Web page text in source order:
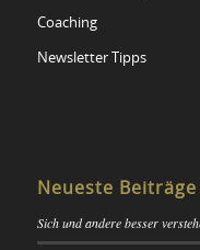
Coaching
Newsletter Tipps
Neueste Beiträge
Sich und andere besser